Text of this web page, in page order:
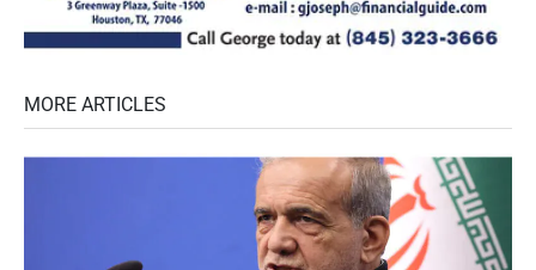
MORE ARTICLES